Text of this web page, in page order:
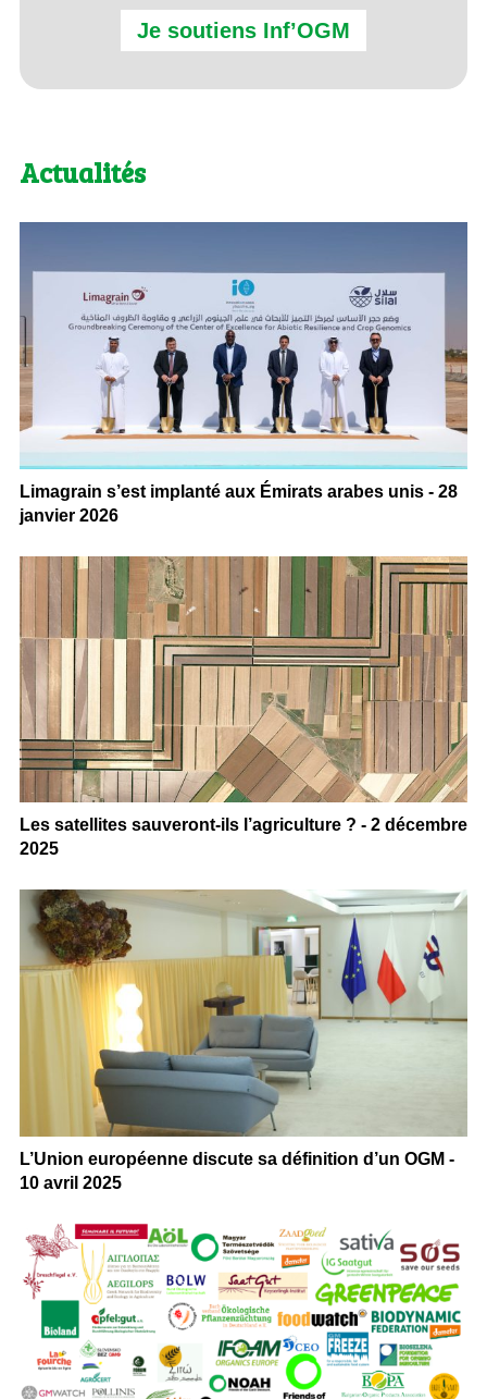
Je soutiens Inf’OGM
Actualités
Limagrain s’est implanté aux Émirats arabes unis - 28
janvier 2026
Les satellites sauveront-ils l’agriculture ? - 2 décembre
2025
L’Union européenne discute sa définition d’un OGM -
10 avril 2025